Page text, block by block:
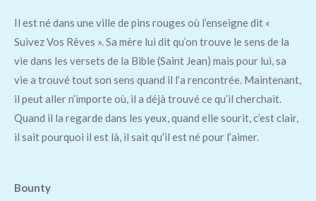
Il est né dans une ville de pins rouges où l’enseigne dit «
Suivez Vos Rêves ». Sa mère lui dit qu’on trouve le sens de la
vie dans les versets de la Bible (Saint Jean) mais pour lui, sa
vie a trouvé tout son sens quand il l’a rencontrée. Maintenant,
il peut aller n’importe où, il a déjà trouvé ce qu’il cherchait.
Quand il la regarde dans les yeux, quand elle sourit, c’est clair,
il sait pourquoi il est là, il sait qu’il est né pour l’aimer.
Bounty